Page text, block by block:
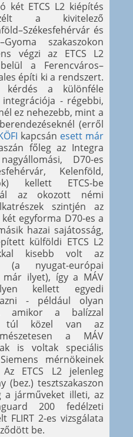
két ETCS L2 kiépítés
a kivitelező
és
szakaszokon
végzi az ETCS L2
a Ferencváros–
építi ki a rendszert.
kérdés a különféle
- régebbi,
ez nehezebb, mint a
(erről
kapcsán esett már
főleg az Integra
D70-es
Kelenföld,
kellett ETCS-be
az okozott némi
szintjén az
egyforma D70-es a
hazai sajátosság,
külföldi ETCS L2
kisebb volt az
(a nyugat-európai
ilyet), így a MÁV
kellett egyedi
- például olyan
amikor a balízzal
túl közel van az
a MÁV
is voltak speciális
mérnökeinek
ETCS L2 jelenleg
(bez.) tesztszakaszon
a járműveket illeti, az
200 fedélzeti
FLIRT 2-es vizsgálata
be.